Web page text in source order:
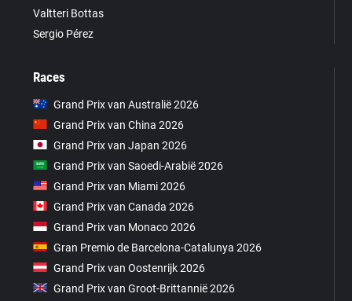
Valtteri Bottas
Sergio Pérez
Races
Grand Prix van Australië 2026
Grand Prix van China 2026
Grand Prix van Japan 2026
Grand Prix van Saoedi-Arabië 2026
Grand Prix van Miami 2026
Grand Prix van Canada 2026
Grand Prix van Monaco 2026
Gran Premio de Barcelona-Catalunya 2026
Grand Prix van Oostenrijk 2026
Grand Prix van Groot-Brittannië 2026